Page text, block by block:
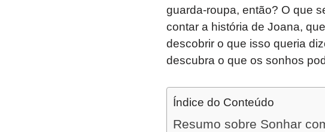
guarda-roupa, então? O que
contar a história de Joana,
descobrir o que isso queria
descubra o que os sonhos
Índice do Conteúdo
Resumo sobre Sonhar